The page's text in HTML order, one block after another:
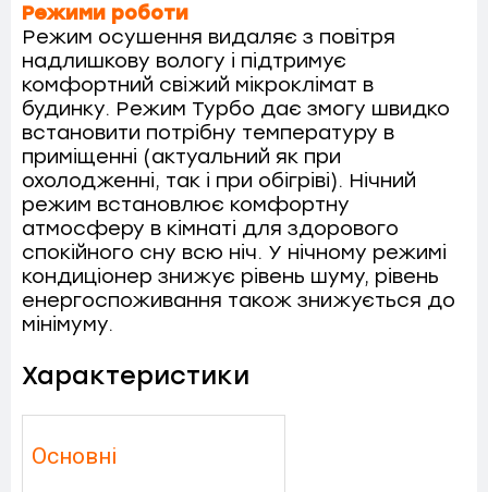
Режими роботи
Режим осушення видаляє з повітря
надлишкову вологу і підтримує
комфортний свіжий мікроклімат в
будинку. Режим Турбо дає змогу швидко
встановити потрібну температуру в
приміщенні (актуальний як при
охолодженні, так і при обігріві). Нічний
режим встановлює комфортну
атмосферу в кімнаті для здорового
спокійного сну всю ніч. У нічному режимі
кондиціонер знижує рівень шуму, рівень
енергоспоживання також знижується до
мінімуму.
Характеристики
Основні